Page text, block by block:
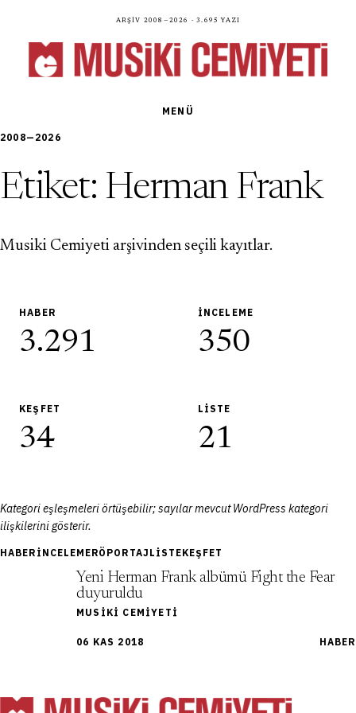
Arşiv 2008—2026 · 3.695 yazı
MENÜ
2008—2026
Etiket: Herman Frank
Musiki Cemiyeti arşivinden seçili kayıtlar.
HABER
3.291
İNCELEME
350
KEŞFET
34
LISTE
21
Kategori eşleşmeleri örtüşebilir; sayılar mevcut WordPress kategori
ilişkilerini gösterir.
HABER İNCELEMERÖPORTAJ LISTEKEŞFET
06 KAS 2018
Yeni Herman Frank albümü Fight the Fear
duyuruldu
MUSIKI CEMIYETI
HABER